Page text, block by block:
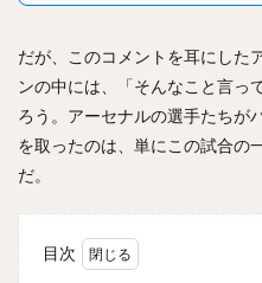
だが、このコメントを耳にした
ンの中には、「そんなこと言っ
ろう。アーセナルの選手たちが
を取ったのは、単にこの試合の
だ。
目次